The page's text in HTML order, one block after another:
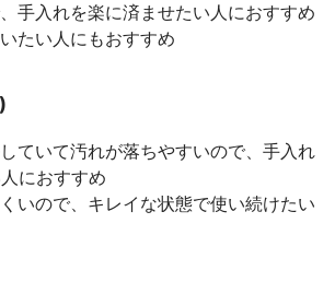
手入れを楽に済ませたい人におすすめ
たい人にもおすすめ
ていて汚れが落ちやすいので、手入れ
におすすめ
いので、キレイな状態で使い続けたい